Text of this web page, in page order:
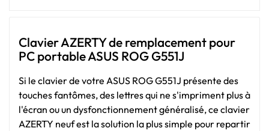
Clavier AZERTY de remplacement pour
PC portable ASUS ROG G551J
Si le clavier de votre ASUS ROG G551J présente des
touches fantômes, des lettres qui ne s'impriment plus à
l'écran ou un dysfonctionnement généralisé, ce clavier
AZERTY neuf est la solution la plus simple pour repartir